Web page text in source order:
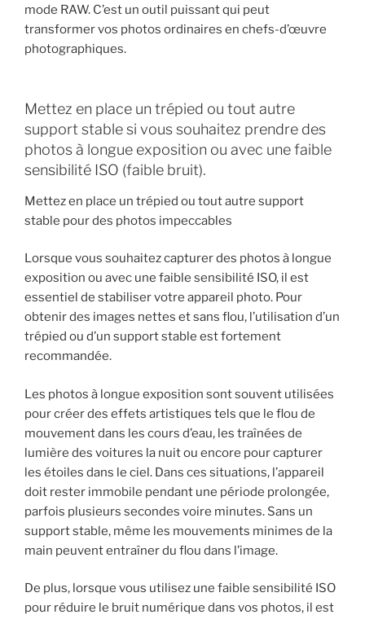
mode RAW. C’est un outil puissant qui peut
transformer vos photos ordinaires en chefs-d’œuvre
photographiques.
Mettez en place un trépied ou tout autre
support stable si vous souhaitez prendre des
photos à longue exposition ou avec une faible
sensibilité ISO (faible bruit).
Mettez en place un trépied ou tout autre support
stable pour des photos impeccables
Lorsque vous souhaitez capturer des photos à longue
exposition ou avec une faible sensibilité ISO, il est
essentiel de stabiliser votre appareil photo. Pour
obtenir des images nettes et sans flou, l’utilisation d’un
trépied ou d’un support stable est fortement
recommandée.
Les photos à longue exposition sont souvent utilisées
pour créer des effets artistiques tels que le flou de
mouvement dans les cours d’eau, les traînées de
lumière des voitures la nuit ou encore pour capturer
les étoiles dans le ciel. Dans ces situations, l’appareil
doit rester immobile pendant une période prolongée,
parfois plusieurs secondes voire minutes. Sans un
support stable, même les mouvements minimes de la
main peuvent entraîner du flou dans l’image.
De plus, lorsque vous utilisez une faible sensibilité ISO
pour réduire le bruit numérique dans vos photos, il est